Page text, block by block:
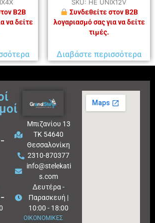
B2B
να δείτε
SKU: HE UNIX12V
Συνδεθείτε στον B2B
λογαριασμό σας για να δείτε
τιμές.
Διαβάστε περισσότερα
Μπιζανίου 13
ΤΚ 54640
Θεσσαλονίκη
2310-870377
info@stelekati
s.com
Δευτέρα -
Παρασκευή |
10:00 - 18:00
ΟΙΚΟΝΟΜΙΚΕΣ